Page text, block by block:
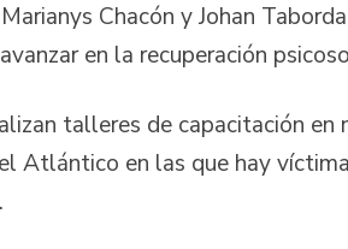
Chacón y Johan
en la recuperación
talleres de capacitación
Atlántico en las que hay